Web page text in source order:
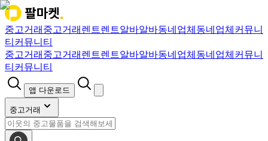
중고거래 중고거래 렌트렌트알바알바동네업체 동네업체 커뮤니
티 커뮤니티
중고거래 중고거래 렌트렌트알바알바동네업체 동네업체 커뮤니
티 커뮤니티
앱 다운로드
중고거래